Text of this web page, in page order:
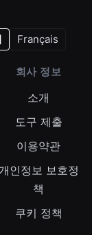
Français
회사 정보
소개
도구 제출
이용약관
개인정보 보호정
책
쿠키 정책